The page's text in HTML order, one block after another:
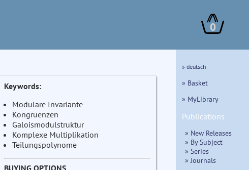
0
Keywords:
Modulare Invariante
Kongruenzen
Galoismodulstruktur
Komplexe Multiplikation
Teilungspolynome
BUYING OPTIONS
» deutsch
» Basket
» MyLibrary
Publications
» New Releases
» By Subject
» Series
» Journals